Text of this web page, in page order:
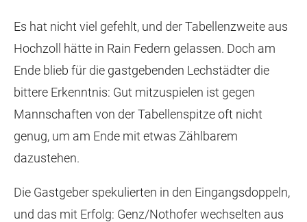
Es hat nicht viel gefehlt, und der Tabellenzweite aus
Hochzoll hätte in Rain Federn gelassen. Doch am
Ende blieb für die gastgebenden Lechstädter die
bittere Erkenntnis: Gut mitzuspielen ist gegen
Mannschaften von der Tabellenspitze oft nicht
genug, um am Ende mit etwas Zählbarem
dazustehen.
Die Gastgeber spekulierten in den Eingangsdoppeln,
und das mit Erfolg: Genz/Nothofer wechselten aus